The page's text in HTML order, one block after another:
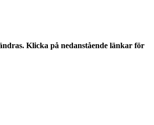
Klicka på nedanstående länkar för